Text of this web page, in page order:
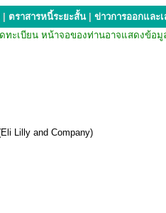
ตราสารหนี้ระยะสั้น ข่าวการออกและ
ทะเบียน หน้าจอของท่านอาจแสดงข้
Lilly and Company)